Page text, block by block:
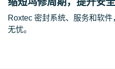
Roxtec 密封系统、服务和软
无忧。